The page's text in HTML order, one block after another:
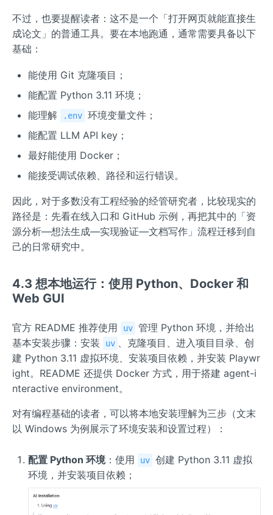
不过，也要提醒读者：这不是一个「打开网页就能直接生
成论文」的普通工具。要在本地跑通，通常需要具备以下
基础：
能使用 Git 克隆项目；
能配置 Python 3.11 环境；
能理解
.env 环境变量文件；
能配置 LLM API key；
最好能使用 Docker；
能接受调试依赖、路径和运行错误。
因此，对于多数没有工程经验的经管研究者，比较现实的
路径是：先看在线入口和 GitHub 示例，再把其中的「资
源分析—想法生成—实现验证—文档写作」流程迁移到自
己的日常研究中。
4.3 想本地运行：使用 Python、Docker 和
Web GUI
官方 README 推荐使用 uv 管理 Python 环境，并给出
基本安装步骤：安装
uv 、克隆项目、进入项目目录、创
建 Python 3.11 虚拟环境、安装项目依赖，并安装 Playwr
ight。README 还提供 Docker 方式，用于搭建 agent-i
nteractive environment。
对有编程基础的读者，可以将本地安装理解为三步（文末
以 Windows 为例展示了环境安装和设置过程）：
配置 Python 环境：使用 uv 创建 Python 3.11 虚拟
环境，并安装项目依赖；